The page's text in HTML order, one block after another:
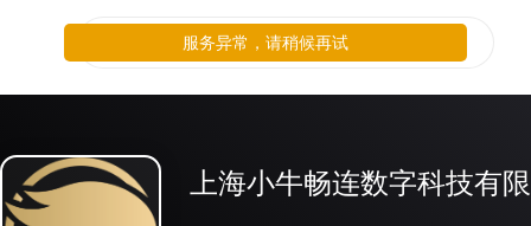
上海小牛畅连数字科技有
服务异常，请稍候再试